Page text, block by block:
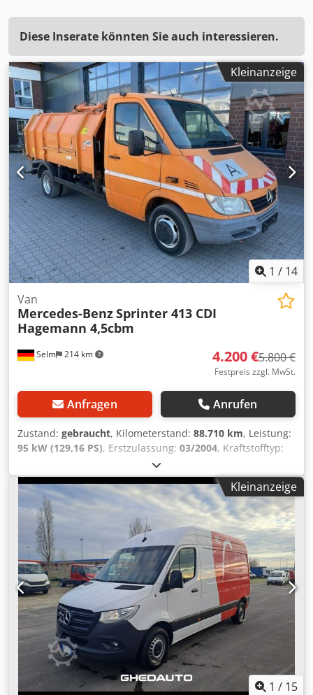
Diese Inserate könnten Sie auch interessieren.
Kleinanzeige
1 / 14
Selm 214 km
Van
Mercedes-BenzSprinter 413 CDI
Hagemann 4,5cbm
4.200 €5.800 €
Festpreis zzgl. MwSt.
Anfragen Anrufen
Zustand: gebraucht, Kilometerstand: 88.710 km, Leistung:
95 kW (129,16 PS), Erstzulassung: 03/2004, Kraftstofftyp:
3.405 kg, maximales Ladegewicht:
1.195 kg, Gesamtgewicht:4.600 kg, Achsen-Konfiguration:
4x2
, Radstand: 3.550 mm, Farbe: Orange, Fahrerkabine:
Fahrerhaus
, Getriebetyp:Automatisch , Emissionsklasse:
Euro3, Federung: Sonstige , Anzahl der Sitzplätze:2,
Gesamtlänge:
5.790 mm, Ausstattung:ABS, Klimaanlage,
Traktionskontrolle
, Rechtslenker, Hagemann & Partner HG
4,5 SL 240 Unverbindliches Angebot-Änderungen und
Zwischenverkauf vorbehalten-Verkauf erfolgt unter
Ausschluss jeglicher Gewährleistung-Alle Angaben ohne
Gewähr! Crjdpjwa S Hcefx Ai Tsf
Kleinanzeige
1 / 15